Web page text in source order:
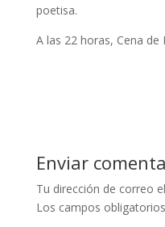
poetisa.
A las 22 horas, Cena
Enviar
Tu dirección de correo
Los campos